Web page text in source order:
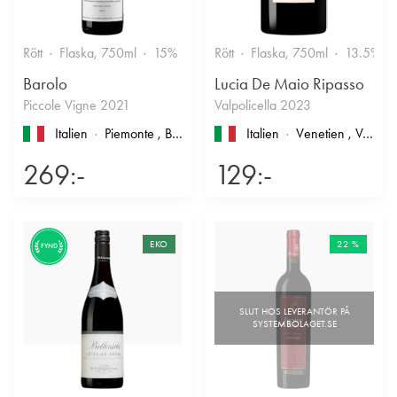
Rött Flaska, 750ml 15% Stramt & Nyanserat
Barolo
Piccole Vigne 2021
Italien
Piemonte , Barolo
269:-
Rött Flaska, 750ml 13.5%
Lucia De Maio Ripasso
Valpolicella 2023
Italien
Venetien , Valpolicella
129:-
FYND EKO 22 %